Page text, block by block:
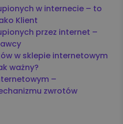
w internecie – to
Klient
przez internet –
w sklepie internetowym
ważny?
–
zwrotów